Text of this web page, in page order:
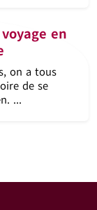
en
on a tous
de se
...